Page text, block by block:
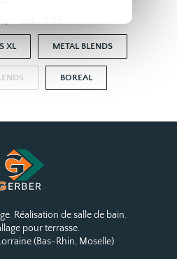
aussi
XL METAL BLENDS
BOREAL
Réalisation de salle de bain.
pour terrasse.
(Bas-Rhin, Moselle)